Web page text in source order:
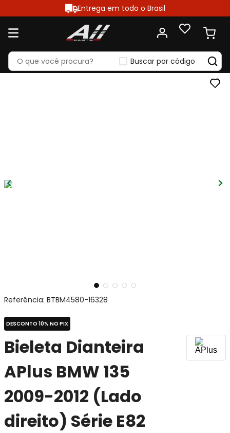
Entrega em todo o Brasil
Buscar por código
Referência: BTBM4580-16328
DESCONTO 10% NO PIX
Bieleta Dianteira
APlus BMW 135
2009-2012 (Lado
direito) Série E82